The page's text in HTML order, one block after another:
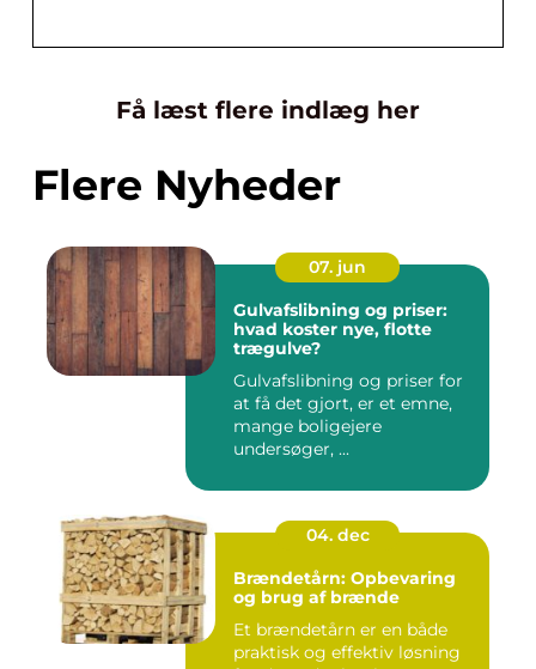
Få læst flere indlæg her
Flere Nyheder
07. jun
Gulvafslibning og priser:
hvad koster nye, flotte
trægulve?
Gulvafslibning og priser for
at få det gjort, er et emne,
mange boligejere
undersøger, ...
04. dec
Brændetårn: Opbevaring
og brug af brænde
Et brændetårn er en både
praktisk og effektiv løsning